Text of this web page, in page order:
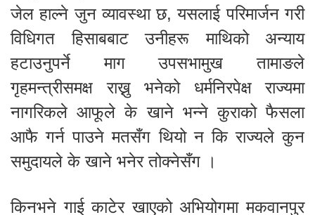
जेल हाल्ने जुन व्यावस्था छ, यसलाई परिमार्जन गरी
विधिगत हिसाबबाट उनीहरू माथिको अन्याय
हटाउनुपर्ने माग उपसभामुख तामाङले
गृहमन्त्रीसमक्ष राख्नु भनेको धर्मनिरपेक्ष राज्यमा
नागरिकले आफूले के खाने भन्ने कुराको फैसला
आफै गर्न पाउने मतसँग थियो न कि राज्यले कुन
समुदायले के खाने भनेर तोक्नेसँग ।
किनभने गाई काटेर खाएको अभियोगमा मकवानपुर